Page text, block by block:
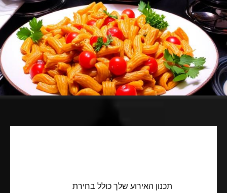
תכנון האירוע שלך כולל בחירת